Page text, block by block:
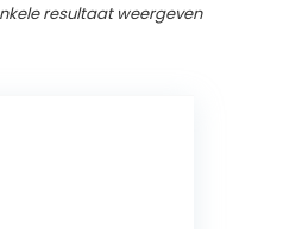
resultaat weergeven